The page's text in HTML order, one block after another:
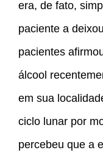
era, de fato,
paciente a
pacientes
álcool
em sua
ciclo lunar por
percebeu que a